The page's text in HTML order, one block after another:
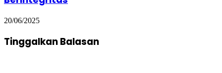
20/06/2025
Tinggalkan Balasan